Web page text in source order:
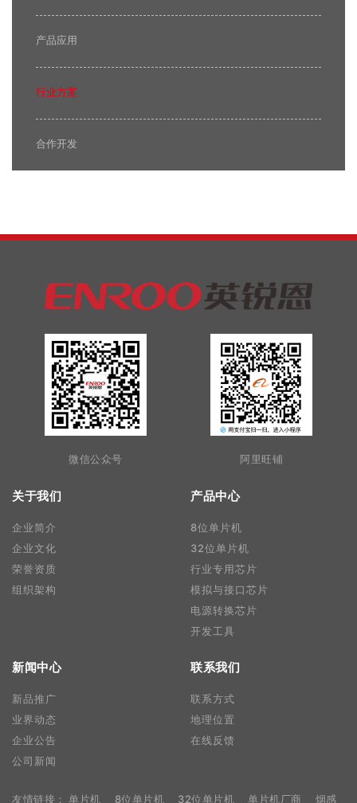
产品应用
行业方案
合作开发
微信公众号 阿里旺铺
关于我们
企业简介
企业文化
荣誉资质
组织架构
产品中心
8位单片机
32位单片机
行业专用芯片
模拟与接口芯片
电源转换芯片
开发工具
新闻中心
新品推广
业界动态
企业公告
公司新闻
联系我们
联系方式
地理位置
在线反馈
友情链接： 单片机 8位单片机 32位单片机 单片机厂商 烟感